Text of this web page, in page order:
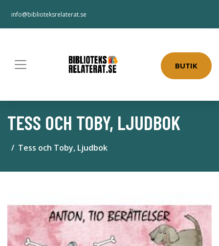
info@biblioteksrelaterat.se
BUTIK
TESS OCH TOBY, LJUDBOK
Tess och Toby, Ljudbok